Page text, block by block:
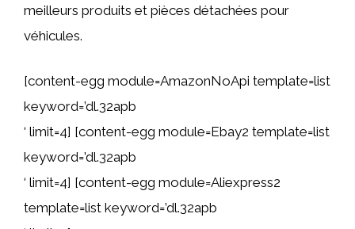
meilleurs produits et pièces détachées pour
véhicules.
[content-egg module=AmazonNoApi template=list
keyword=’dl.32apb
‘ limit=4] [content-egg module=Ebay2 template=list
keyword=’dl.32apb
‘ limit=4] [content-egg module=Aliexpress2
template=list keyword=’dl.32apb